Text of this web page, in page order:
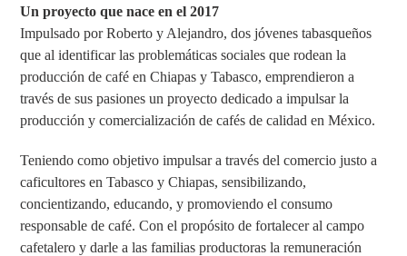
Un proyecto que nace en el 2017
Impulsado por Roberto y Alejandro, dos jóvenes tabasqueños
que al identificar las problemáticas sociales que rodean la
producción de café en Chiapas y Tabasco, emprendieron a
través de sus pasiones un proyecto dedicado a impulsar la
producción y comercialización de cafés de calidad en México.
Teniendo como objetivo impulsar a través del comercio justo a
caficultores en Tabasco y Chiapas, sensibilizando,
concientizando, educando, y promoviendo el consumo
responsable de café. Con el propósito de fortalecer al campo
cafetalero y darle a las familias productoras la remuneración